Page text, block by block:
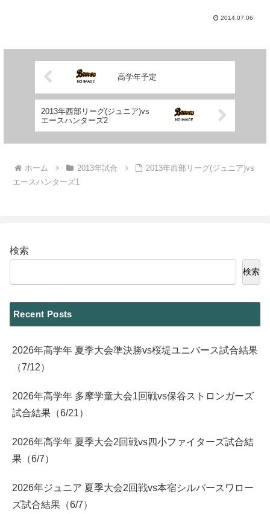
2014.07.06
高学年予定
2013年西部リーグ(ジュニア)vs
エースハンターズ2
ホーム 2013年試合
2013年西部リーグ(ジュニア)vs
エースハンターズ1
検索
検索
Recent Posts
2026年高学年 夏季大会準決勝vs桜堤ユニバース試合結果
（7/12）
2026年高学年 多摩学童大会1回戦vs保谷ストロンガーズ
試合結果（6/21）
2026年高学年 夏季大会2回戦vs四小ファイターズ試合結
果（6/7）
2026年ジュニア 夏季大会2回戦vs本宿シルバースワロー
ズ試合結果（6/7）